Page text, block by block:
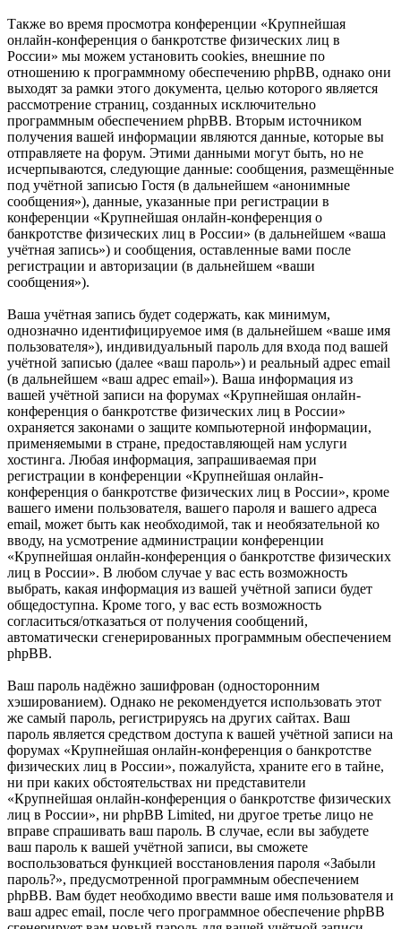
Также во время просмотра конференции «Крупнейшая
онлайн-конференция о банкротстве физических лиц в
России» мы можем установить cookies, внешние по
отношению к программному обеспечению phpBB, однако они
выходят за рамки этого документа, целью которого является
рассмотрение страниц, созданных исключительно
программным обеспечением phpBB. Вторым источником
получения вашей информации являются данные, которые вы
отправляете на форум. Этими данными могут быть, но не
исчерпываются, следующие данные: сообщения, размещённые
под учётной записью Гостя (в дальнейшем «анонимные
сообщения»), данные, указанные при регистрации в
конференции «Крупнейшая онлайн-конференция о
банкротстве физических лиц в России» (в дальнейшем «ваша
учётная запись») и сообщения, оставленные вами после
регистрации и авторизации (в дальнейшем «ваши
сообщения»).
Ваша учётная запись будет содержать, как минимум,
однозначно идентифицируемое имя (в дальнейшем «ваше имя
пользователя»), индивидуальный пароль для входа под вашей
учётной записью (далее «ваш пароль») и реальный адрес email
(в дальнейшем «ваш адрес email»). Ваша информация из
вашей учётной записи на форумах «Крупнейшая онлайн-
конференция о банкротстве физических лиц в России»
охраняется законами о защите компьютерной информации,
применяемыми в стране, предоставляющей нам услуги
хостинга. Любая информация, запрашиваемая при
регистрации в конференции «Крупнейшая онлайн-
конференция о банкротстве физических лиц в России», кроме
вашего имени пользователя, вашего пароля и вашего адреса
email, может быть как необходимой, так и необязательной ко
вводу, на усмотрение администрации конференции
«Крупнейшая онлайн-конференция о банкротстве физических
лиц в России». В любом случае у вас есть возможность
выбрать, какая информация из вашей учётной записи будет
общедоступна. Кроме того, у вас есть возможность
согласиться/отказаться от получения сообщений,
автоматически сгенерированных программным обеспечением
phpBB.
Ваш пароль надёжно зашифрован (односторонним
хэшированием). Однако не рекомендуется использовать этот
же самый пароль, регистрируясь на других сайтах. Ваш
пароль является средством доступа к вашей учётной записи на
форумах «Крупнейшая онлайн-конференция о банкротстве
физических лиц в России», пожалуйста, храните его в тайне,
ни при каких обстоятельствах ни представители
«Крупнейшая онлайн-конференция о банкротстве физических
лиц в России», ни phpBB Limited, ни другое третье лицо не
вправе спрашивать ваш пароль. В случае, если вы забудете
ваш пароль к вашей учётной записи, вы сможете
воспользоваться функцией восстановления пароля «Забыли
пароль?», предусмотренной программным обеспечением
phpBB. Вам будет необходимо ввести ваше имя пользователя и
ваш адрес email, после чего программное обеспечение phpBB